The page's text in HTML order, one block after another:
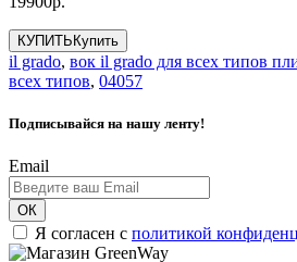
КУПИТЬ Купить
il grado, вок il grado для всех типов
всех типов, 04057
Подписывайся на нашу ленту!
Email
ОК
Я согласен с политикой